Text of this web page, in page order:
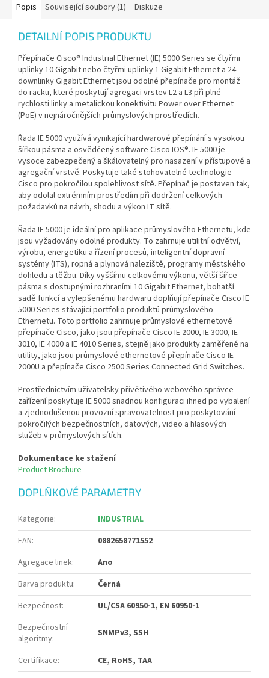
Popis Související soubory (1) Diskuze
DETAILNÍ POPIS PRODUKTU
Přepínače Cisco® Industrial Ethernet (IE) 5000 Series se čtyřmi
uplinky 10 Gigabit nebo čtyřmi uplinky 1 Gigabit Ethernet a 24
downlinky Gigabit Ethernet jsou odolné přepínače pro montáž
do racku, které poskytují agregaci vrstev L2 a L3 při plné
rychlosti linky a metalickou konektivitu Power over Ethernet
(PoE) v nejnáročnějších průmyslových prostředích.
Řada IE 5000 využívá vynikající hardwarové přepínání s vysokou
šířkou pásma a osvědčený software Cisco IOS®. IE 5000 je
vysoce zabezpečený a škálovatelný pro nasazení v přístupové a
agregační vrstvě. Poskytuje také stohovatelné technologie
Cisco pro pokročilou spolehlivost sítě. Přepínač je postaven tak,
aby odolal extrémním prostředím při dodržení celkových
požadavků na návrh, shodu a výkon IT sítě.
Řada IE 5000 je ideální pro aplikace průmyslového Ethernetu, kde
jsou vyžadovány odolné produkty. To zahrnuje utilitní odvětví,
výrobu, energetiku a řízení procesů, inteligentní dopravní
systémy (ITS), ropná a plynová naleziště, programy městského
dohledu a těžbu. Díky vyššímu celkovému výkonu, větší šířce
pásma s dostupnými rozhraními 10 Gigabit Ethernet, bohatší
sadě funkcí a vylepšenému hardwaru doplňují přepínače Cisco IE
5000 Series stávající portfolio produktů průmyslového
Ethernetu. Toto portfolio zahrnuje průmyslové ethernetové
přepínače Cisco, jako jsou přepínače Cisco IE 2000, IE 3000, IE
3010, IE 4000 a IE 4010 Series, stejně jako produkty zaměřené na
utility, jako jsou průmyslové ethernetové přepínače Cisco IE
2000U a přepínače Cisco 2500 Series Connected Grid Switches.
Prostřednictvím uživatelsky přívětivého webového správce
zařízení poskytuje IE 5000 snadnou konfiguraci ihned po vybalení
a zjednodušenou provozní spravovatelnost pro poskytování
pokročilých bezpečnostních, datových, video a hlasových
služeb v průmyslových sítích.
Dokumentace ke stažení
Product Brochure
DOPLŇKOVÉ PARAMETRY
Kategorie:
INDUSTRIAL
EAN:
0882658771552
Agregace linek:
Ano
Barva produktu:
Černá
Bezpečnost:
UL/CSA 60950-1, EN 60950-1
Bezpečnostní
algoritmy: SNMPv3, SSH
Certifikace:
CE, RoHS, TAA